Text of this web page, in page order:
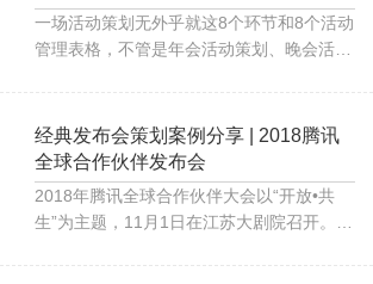
一场活动策划无外乎就这8个环节和8个活动
管理表格，不管是年会活动策划、晚会活动
此使用，本期活动策划实战案例就分享到
此。
经典发布会策划案例分享 | 2018腾讯
全球合作伙伴发布会
2018年腾讯全球合作伙伴大会以“开放•共
生”为主题，11月1日在江苏大剧院召开。为